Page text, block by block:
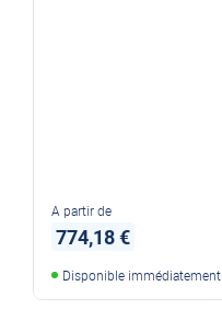
A partir de
774,18 €
Disponible immédiatement